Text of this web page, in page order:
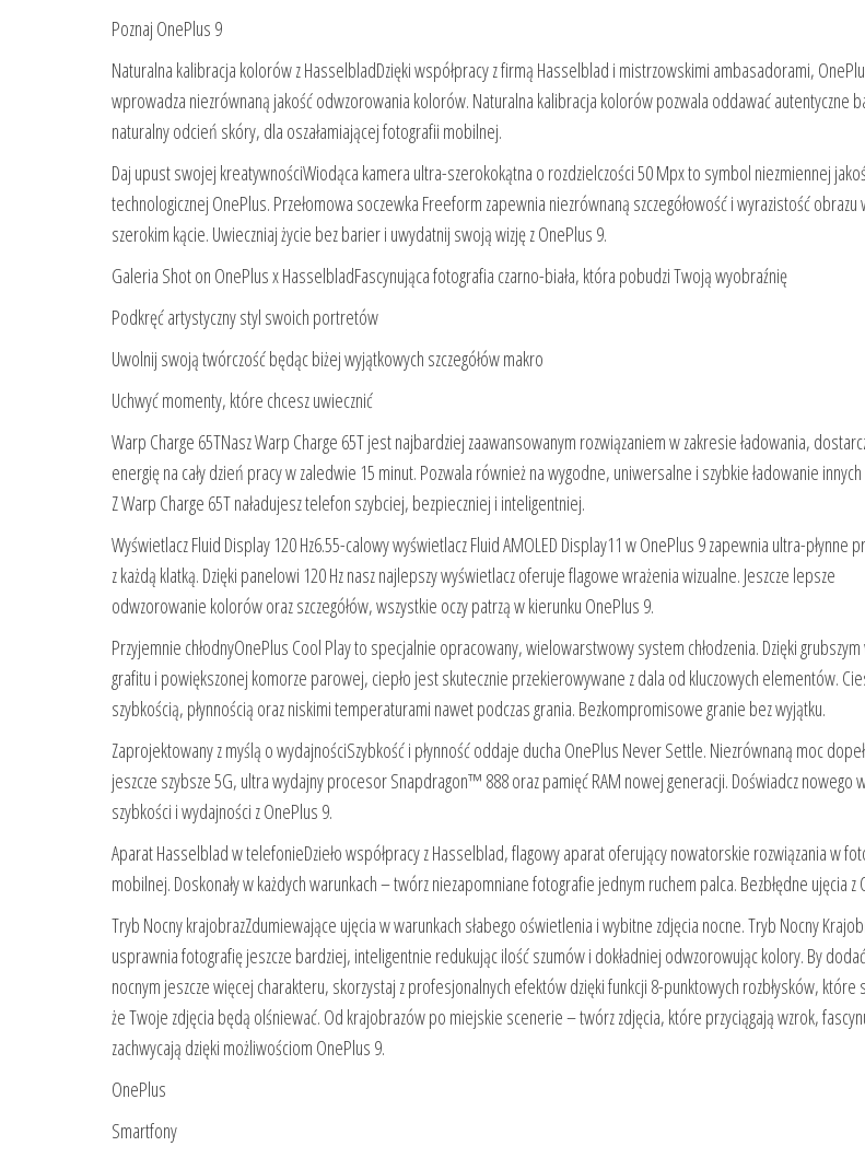
Poznaj OnePlus 9
Naturalna kalibracja kolorów z HasselbladDzięki współpracy z firmą Hasselblad i mistrzowskimi ambasadorami,
wprowadza niezrównaną jakość odwzorowania kolorów. Naturalna kalibracja kolorów pozwala oddawać autentyczne
naturalny odcień skóry, dla oszałamiającej fotografii mobilnej.
Daj upust swojej kreatywnościWiodąca kamera ultra-szerokokątna o rozdzielczości 50 Mpx to symbol niezmiennej
technologicznej OnePlus. Przełomowa soczewka Freeform zapewnia niezrównaną szczegółowość i wyrazistość obrazu
szerokim kącie. Uwieczniaj życie bez barier i uwydatnij swoją wizję z OnePlus 9.
Galeria Shot on OnePlus x HasselbladFascynująca fotografia czarno-biała, która pobudzi Twoją wyobraźnię
Podkręć artystyczny styl swoich portretów
Uwolnij swoją twórczość będąc biżej wyjątkowych szczegółów makro
Uchwyć momenty, które chcesz uwiecznić
Warp Charge 65TNasz Warp Charge 65T jest najbardziej zaawansowanym rozwiązaniem w zakresie ładowania,
energię na cały dzień pracy w zaledwie 15 minut. Pozwala również na wygodne, uniwersalne i szybkie ładowanie
Z Warp Charge 65T naładujesz telefon szybciej, bezpieczniej i inteligentniej.
Wyświetlacz Fluid Display 120 Hz6.55-calowy wyświetlacz Fluid AMOLED Display11 w OnePlus 9 zapewnia ultra-płynne
z każdą klatką. Dzięki panelowi 120 Hz nasz najlepszy wyświetlacz oferuje flagowe wrażenia wizualne. Jeszcze lepsze
odwzorowanie kolorów oraz szczegółów, wszystkie oczy patrzą w kierunku OnePlus 9.
Przyjemnie chłodnyOnePlus Cool Play to specjalnie opracowany, wielowarstwowy system chłodzenia. Dzięki
grafitu i powiększonej komorze parowej, ciepło jest skutecznie przekierowywane z dala od kluczowych elementów.
szybkością, płynnością oraz niskimi temperaturami nawet podczas grania. Bezkompromisowe granie bez wyjątku.
Zaprojektowany z myślą o wydajnościSzybkość i płynność oddaje ducha OnePlus Never Settle. Niezrównaną moc
jeszcze szybsze 5G, ultra wydajny procesor Snapdragon™ 888 oraz pamięć RAM nowej generacji. Doświadcz nowego
szybkości i wydajności z OnePlus 9.
Aparat Hasselblad w telefonieDzieło współpracy z Hasselblad, flagowy aparat oferujący nowatorskie rozwiązania w
mobilnej. Doskonały w każdych warunkach – twórz niezapomniane fotografie jednym ruchem palca. Bezbłędne ujęcia z
Tryb Nocny krajobrazZdumiewające ujęcia w warunkach słabego oświetlenia i wybitne zdjęcia nocne. Tryb Nocny
usprawnia fotografię jeszcze bardziej, inteligentnie redukując ilość szumów i dokładniej odwzorowując kolory. By
nocnym jeszcze więcej charakteru, skorzystaj z profesjonalnych efektów dzięki funkcji 8-punktowych rozbłysków, które
że Twoje zdjęcia będą olśniewać. Od krajobrazów po miejskie scenerie – twórz zdjęcia, które przyciągają wzrok,
zachwycają dzięki możliwościom OnePlus 9.
OnePlus
Smartfony